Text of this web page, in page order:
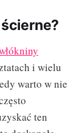
i wielu
warto w nie
ten